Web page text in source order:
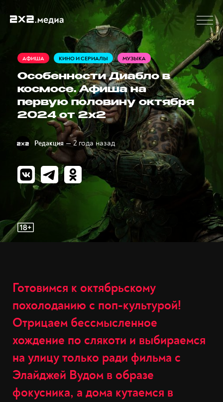
АФИША КИНО И СЕРИАЛЫ МУЗЫКА
Особенности Диабло в
космосе. Афиша на
первую половину октября
2024 от 2x2
Редакция — 2 года назад
Готовимся к октябрьскому
похолоданию с поп-культурой!
Отрицаем бессмысленное
хождение по слякоти и выбираемся
на улицу только ради фильма с
Элайджей Вудом в образе
фокусника, а дома кутаемся в